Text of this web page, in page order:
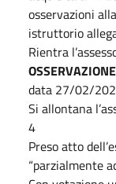
osservazioni
istruttorio
Rientra
data 27/02/
Si allontana
4
Preso atto
“parzialmente